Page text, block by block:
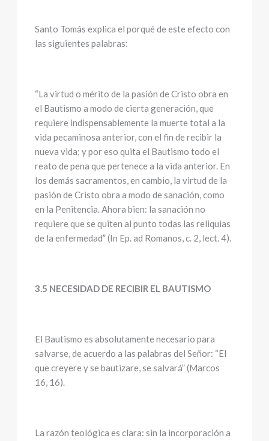
Santo Tomás explica el porqué de este efecto con
las siguientes palabras:
“La virtud o mérito de la pasión de Cristo obra en
el Bautismo a modo de cierta generación, que
requiere indispensablemente la muerte total a la
vida pecaminosa anterior, con el fin de recibir la
nueva vida; y por eso quita el Bautismo todo el
reato de pena que pertenece a la vida anterior. En
los demás sacramentos, en cambio, la virtud de la
pasión de Cristo obra a modo de sanación, como
en la Penitencia. Ahora bien: la sanación no
requiere que se quiten al punto todas las reliquias
de la enfermedad” (In Ep. ad Romanos, c. 2, lect. 4).
3.5 NECESIDAD DE RECIBIR EL BAUTISMO
El Bautismo es absolutamente necesario para
salvarse, de acuerdo a las palabras del Señor: “El
que creyere y se bautizare, se salvará” (Marcos
16, 16).
La razón teológica es clara: sin la incorporación a